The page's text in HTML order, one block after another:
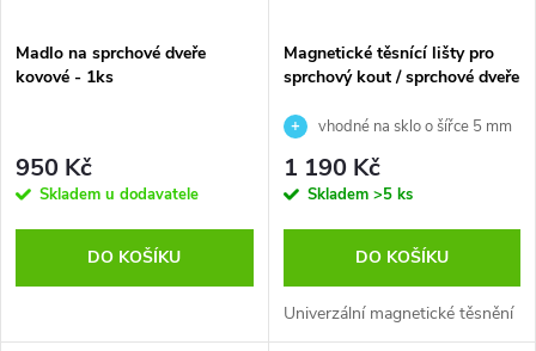
Madlo na sprchové dveře
kovové - 1ks
950 Kč
Skladem u dodavatele
DO KOŠÍKU
Magnetické těsnící lišty pro
sprchový kout / sprchové dveře
vhodné na sklo o šířce 5 mm
a 6 mm
1 190 Kč
Skladem >5 ks
DO KOŠÍKU
Univerzální magnetické těsnění